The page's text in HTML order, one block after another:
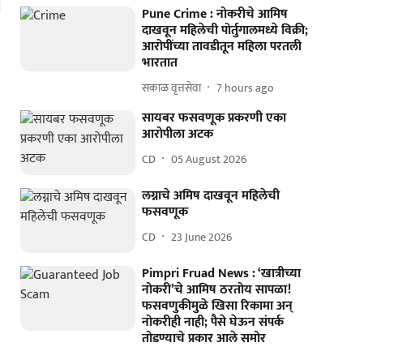
Pune Crime : नोकरीचे आमिष
दाखवून महिलेची पोर्तुगालमध्ये विक्री;
आरोपींच्या तावडीतून महिला परतली
भारतात
सकाळ वृत्तसेवा 7 hours ago
सायबर फसवणूक प्रकरणी एका
आरोपीला अटक
CD 05 August 2026
लग्नाचे अमिष दाखवून महिलेची
फसवणूक
CD 23 June 2026
Pimpri Fruad News : ‘खात्रीच्या
नोकरी’चे आमिष ठरतोय सापळा!
फसवणुकीमुळे खिसा रिकामा अन्
नोकरीही नाही; पैसे घेऊन संपर्क
तोडण्याचे प्रकार आले समोर